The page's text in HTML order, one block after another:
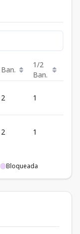
Ban.
1/2
Ban.
2 1
2 1
Bloqueada